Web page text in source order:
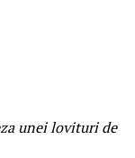
unei lovituri de